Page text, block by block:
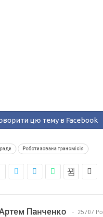
цю тему в Facebook
Роботизована трансмісія
Панченко 25707